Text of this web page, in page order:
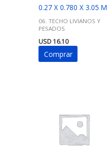
0.27 X 0.780 X 3.05 M
06. TECHO LIVIANOS Y
PESADOS
USD16.10
Comprar